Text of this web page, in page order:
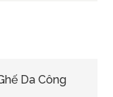
Da Công